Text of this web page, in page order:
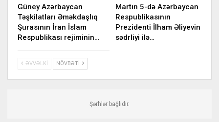
Güney Azərbaycan
Təşkilatları Əməkdaşlıq
Şurasının İran İslam
Respublikası rejiminin…
Martın 5-də Azərbaycan
Respublikasının
Prezidenti İlham Əliyevin
sədrliyi ilə…
ƏVVƏLKI NÖVBƏTI
Şərhlər bağlıdır.